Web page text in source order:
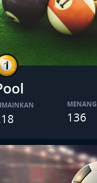
MENANG
136